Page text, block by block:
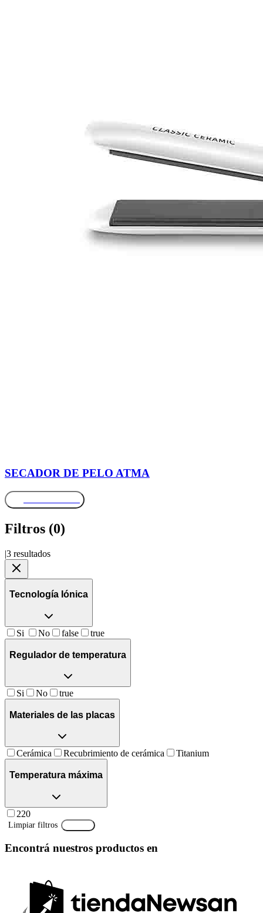
SECADOR DE PELO ATMA
Filtros (0)
|3 resultados
Tecnología Iónica
Si No false true
Regulador de temperatura
Si No true
Materiales de las placas
Cerámica Recubrimiento de cerámica Titanium
Temperatura máxima
220
Limpiar filtros
Encontrá nuestros productos en